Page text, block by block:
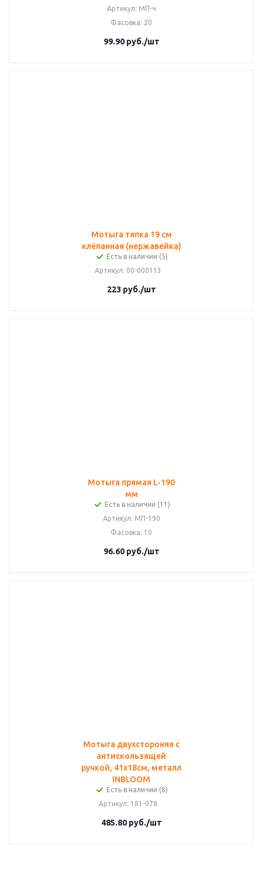
Артикул: МП-ч
Фасовка: 20
99.90руб./шт
Мотыга тяпка 19 см
клёпанная (нержавейка)
Есть в наличии (5)
Артикул: 00-000113
223 руб./шт
Мотыга прямая L-190
мм
Есть в наличии (11)
Артикул: МП-190
Фасовка: 10
96.60руб./шт
Мотыга двухстороняя с
антискользящей
ручкой, 41х18см, металл
INBLOOM
Есть в наличии (8)
Артикул: 181-078
485.80руб./шт